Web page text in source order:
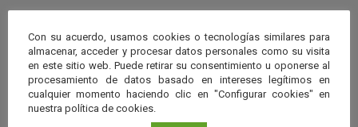
Con su acuerdo, usamos cookies o tecnologías similares para
almacenar, acceder y procesar datos personales como su visita
en este sitio web. Puede retirar su consentimiento u oponerse al
procesamiento de datos basado en intereses legítimos en
cualquier momento haciendo clic en "Configurar cookies" en
nuestra política de cookies.